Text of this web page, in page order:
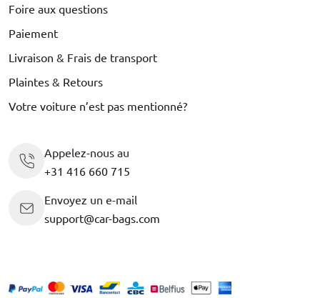
Foire aux questions
Paiement
Livraison & Frais de transport
Plaintes & Retours
Votre voiture n’est pas mentionné?
Appelez-nous au
+31 416 660 715
Envoyez un e-mail
support@car-bags.com